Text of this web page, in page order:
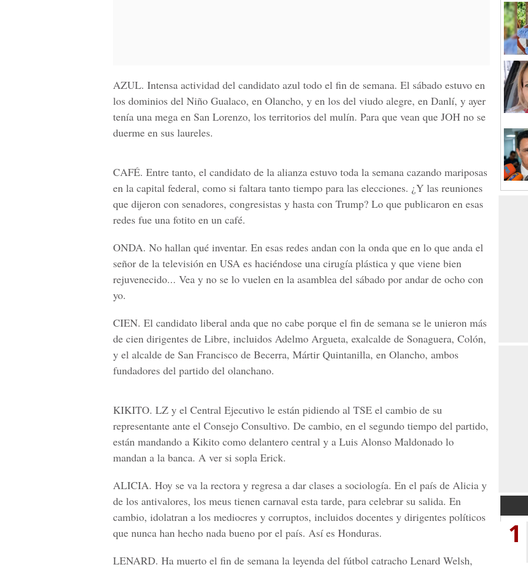
AZUL. Intensa actividad del candidato azul todo el fin de semana. El sábado estuvo en
los dominios del Niño Gualaco, en Olancho, y en los del viudo alegre, en Danlí, y ayer
tenía una mega en San Lorenzo, los territorios del mulín. Para que vean que JOH no se
duerme en sus laureles.
CAFÉ. Entre tanto, el candidato de la alianza estuvo toda la semana cazando mariposas
en la capital federal, como si faltara tanto tiempo para las elecciones. ¿Y las reuniones
que dijeron con senadores, congresistas y hasta con Trump? Lo que publicaron en esas
redes fue una fotito en un café.
ONDA. No hallan qué inventar. En esas redes andan con la onda que en lo que anda el
señor de la televisión en USA es haciéndose una cirugía plástica y que viene bien
rejuvenecido... Vea y no se lo vuelen en la asamblea del sábado por andar de ocho con
yo.
CIEN. El candidato liberal anda que no cabe porque el fin de semana se le unieron más
de cien dirigentes de Libre, incluidos Adelmo Argueta, exalcalde de Sonaguera, Colón,
y el alcalde de San Francisco de Becerra, Mártir Quintanilla, en Olancho, ambos
fundadores del partido del olanchano.
KIKITO. LZ y el Central Ejecutivo le están pidiendo al TSE el cambio de su
representante ante el Consejo Consultivo. De cambio, en el segundo tiempo del partido,
están mandando a Kikito como delantero central y a Luis Alonso Maldonado lo
mandan a la banca. A ver si sopla Erick.
ALICIA. Hoy se va la rectora y regresa a dar clases a sociología. En el país de Alicia y
de los antivalores, los meus tienen carnaval esta tarde, para celebrar su salida. En
cambio, idolatran a los mediocres y corruptos, incluidos docentes y dirigentes políticos
que nunca han hecho nada bueno por el país. Así es Honduras.
LENARD. Ha muerto el fin de semana la leyenda del fútbol catracho Lenard Welsh,
1